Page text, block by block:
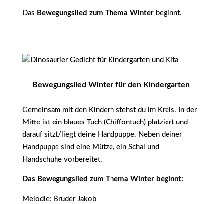
Das Bewegungslied zum Thema Winterbeginnt.
Bewegungslied Winter für den Kindergarten
Gemeinsam mit den Kindern stehst du im Kreis. In der
Mitte ist ein blaues Tuch (Chiffontuch) platziert und
darauf sitzt/liegt deine Handpuppe. Neben deiner
Handpuppe sind eine Mütze, ein Schal und
Handschuhe vorbereitet.
Das Bewegungslied zum Thema Winter beginnt:
Melodie: Bruder Jakob